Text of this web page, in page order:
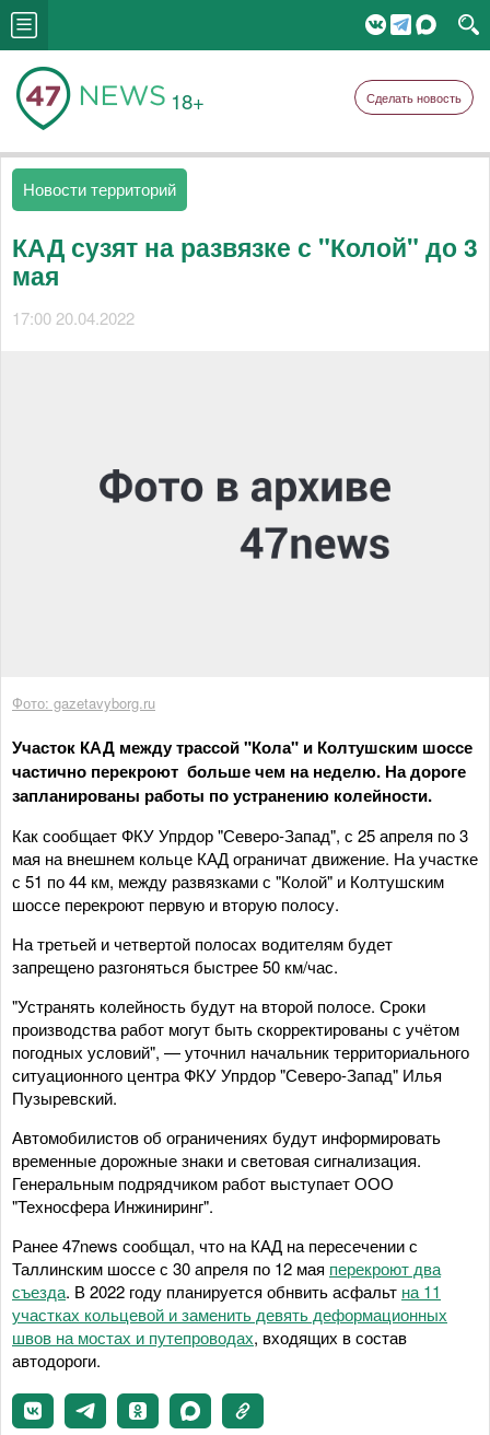
18+ Сделать новость
Новости территорий
КАД сузят на развязке с "Колой" до 3
мая
17:00 20.04.2022
Фото: gazetavyborg.ru
Участок КАД между трассой "Кола" и Колтушским шоссе
частично перекроют больше чем на неделю. На дороге
запланированы работы по устранению колейности.
Как сообщает ФКУ Упрдор "Северо-Запад", с 25 апреля по 3
мая на внешнем кольце КАД ограничат движение. На участке
с 51 по 44 км, между развязками с "Колой" и Колтушским
шоссе перекроют первую и вторую полосу.
На третьей и четвертой полосах водителям будет
запрещено разгоняться быстрее 50 км/час.
"Устранять колейность будут на второй полосе. Сроки
производства работ могут быть скорректированы с учётом
погодных условий", — уточнил начальник территориального
ситуационного центра ФКУ Упрдор "Северо-Запад" Илья
Пузыревский.
Автомобилистов об ограничениях будут информировать
временные дорожные знаки и световая сигнализация.
Генеральным подрядчиком работ выступает ООО
"Техносфера Инжиниринг".
Ранее 47news сообщал, что на КАД на пересечении с
Таллинским шоссе с 30 апреля по 12 мая перекроют два
съезда. В 2022 году планируется обнвить асфальт на 11
участках кольцевой и заменить девять деформационных
швов на мостах и путепроводах, входящих в состав
автодороги.